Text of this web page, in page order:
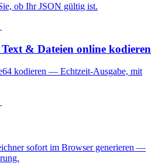
ob Ihr JSON gültig ist.
& Dateien online kodieren
kodieren — Echtzeit-Ausgabe, mit
sofort im Browser generieren —